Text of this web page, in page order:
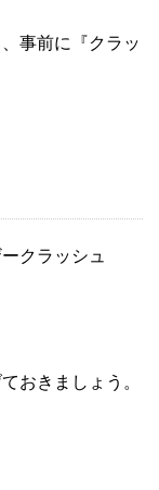
事前に『クラッ
クラッシュ
おきましょう。